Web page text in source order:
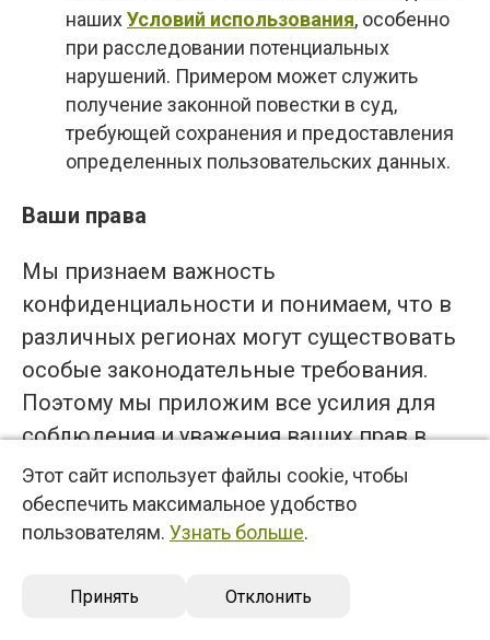
Этот сайт использует файлы cookie, чтобы
обеспечить максимальное удобство
пользователям. Узнать больше.
Принять Отклонить
нашихУсловий использования, особенно
при расследовании потенциальных
нарушений. Примером может служить
получение законной повестки в суд,
требующей сохранения и предоставления
определенных пользовательских данных.
Ваши права
Мы признаем важность
конфиденциальности и понимаем, что в
различных регионах могут существовать
особые законодательные требования.
Поэтому мы приложим все усилия для
соблюдения и уважения ваших прав в
соответствии с законами о
конфиденциальности, действующими в
вашем регионе, по всему миру.
В этом разделе описываются различные